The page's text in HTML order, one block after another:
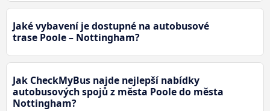
Jaké vybavení je dostupné na autobusové
trase Poole – Nottingham?
Jak CheckMyBus najde nejlepší nabídky
autobusových spojů z města Poole do města
Nottingham?